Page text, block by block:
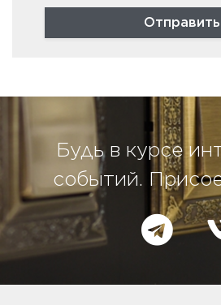
CASALGRANDE PADANA
Отправить
Будь в курсе
событий.